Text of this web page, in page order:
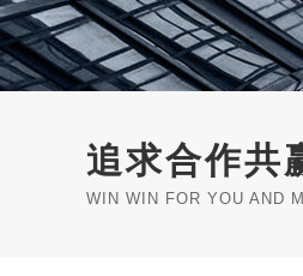
追求合作共
WIN WIN FOR YOU AND